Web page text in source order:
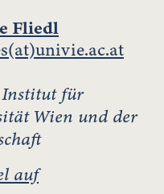
Fliedl
für
Wien und der
auf